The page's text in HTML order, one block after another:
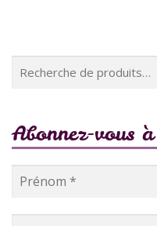
pour :
Abonnez-vous